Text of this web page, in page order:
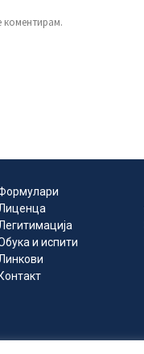
коментирам.
и испити
Контакт